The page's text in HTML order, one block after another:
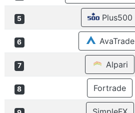
5 Plus500
6 AvaTrade
7 Alpari
8 Fortrade